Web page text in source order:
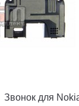
Звонок для